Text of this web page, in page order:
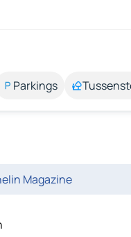
Parkings
Magazine